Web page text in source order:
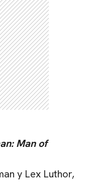
Man of
y Lex Luthor,